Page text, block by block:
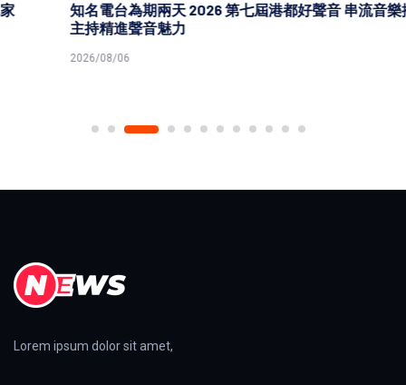
知名電台為期兩天 2026 第七屆港都好聲音 串流音樂播報
主持精進聲音魅力
2026/08/06
Lorem ipsum dolor sit amet,